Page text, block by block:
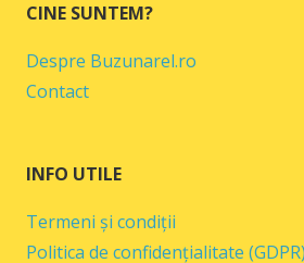
CINE SUNTEM?
Despre Buzunarel.ro
Contact
INFO UTILE
Termeni și condiții
Politica de confidențialitate (GDPR)